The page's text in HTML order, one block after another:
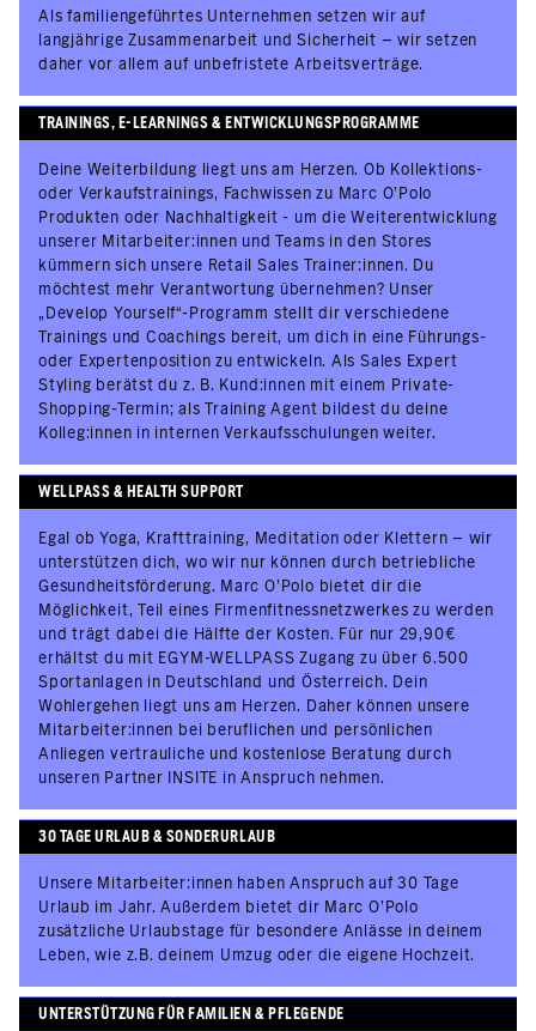
Als familiengeführtes Unternehmen setzen wir auf
langjährige Zusammenarbeit und Sicherheit – wir setzen
daher vor allem auf unbefristete Arbeitsverträge.
TRAININGS, E-LEARNINGS & ENTWICKLUNGSPROGRAMME
Deine Weiterbildung liegt uns am Herzen. Ob Kollektions-
oder Verkaufstrainings, Fachwissen zu Marc O’Polo
Produkten oder Nachhaltigkeit - um die Weiterentwicklung
unserer Mitarbeiter:innen und Teams in den Stores
kümmern sich unsere Retail Sales Trainer:innen. Du
möchtest mehr Verantwortung übernehmen? Unser
„Develop Yourself“-Programm stellt dir verschiedene
Trainings und Coachings bereit, um dich in eine Führungs-
oder Expertenposition zu entwickeln. Als Sales Expert
Styling berätst du z. B. Kund:innen mit einem Private-
Shopping-Termin; als Training Agent bildest du deine
Kolleg:innen in internen Verkaufsschulungen weiter.
WELLPASS & HEALTH SUPPORT
Egal ob Yoga, Krafttraining, Meditation oder Klettern – wir
unterstützen dich, wo wir nur können durch betriebliche
Gesundheitsförderung. Marc O'Polo bietet dir die
Möglichkeit, Teil eines Firmenfitnessnetzwerkes zu werden
und trägt dabei die Hälfte der Kosten. Für nur 29,90€
erhältst du mit EGYM-WELLPASS Zugang zu über 6.500
Sportanlagen in Deutschland und Österreich. Dein
Wohlergehen liegt uns am Herzen. Daher können unsere
Mitarbeiter:innen bei beruflichen und persönlichen
Anliegen vertrauliche und kostenlose Beratung durch
unseren Partner INSITE in Anspruch nehmen.
30 TAGE URLAUB & SONDERURLAUB
Unsere Mitarbeiter:innen haben Anspruch auf 30 Tage
Urlaub im Jahr. Außerdem bietet dir Marc O’Polo
zusätzliche Urlaubstage für besondere Anlässe in deinem
Leben, wie z.B. deinem Umzug oder die eigene Hochzeit.
UNTERSTÜTZUNG FÜR FAMILIEN & PFLEGENDE